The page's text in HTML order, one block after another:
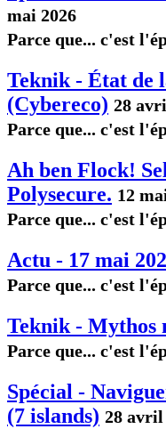
mai 2026
Parce que... c'est
Teknik - État de
(Cybereco) 28
Parce que... c'est
Ah ben Flock!
Polysecure. 12
Parce que... c'est
Actu - 17 mai
Parce que... c'est
Teknik - Mythos
Parce que... c'est
Spécial -
(7 islands) 28 avril